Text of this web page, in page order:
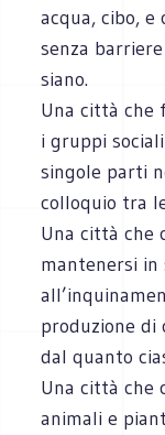
acqua, cibo,
senza
siano.
Una città che
i gruppi
singole parti
colloquio tra
Una città che
mantenersi
produzione di
dal quanto
Una città che
animali e